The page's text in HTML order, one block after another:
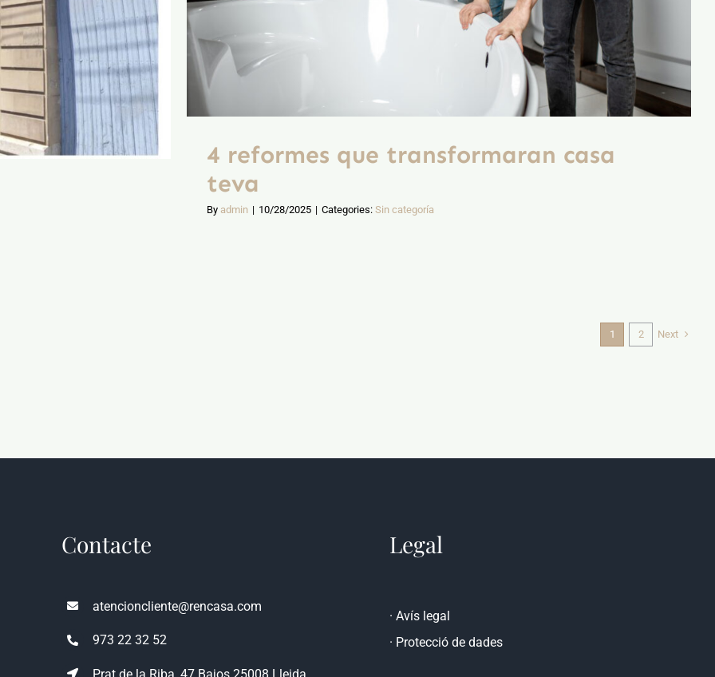
4 reformes que transformaran casa
teva
By admin | 10/28/2025 | Categories: Sin categoría
1 2 Next
Contacte
atencioncliente@rencasa.com
973 22 32 52
Legal
· Avís legal
· Protecció de dades